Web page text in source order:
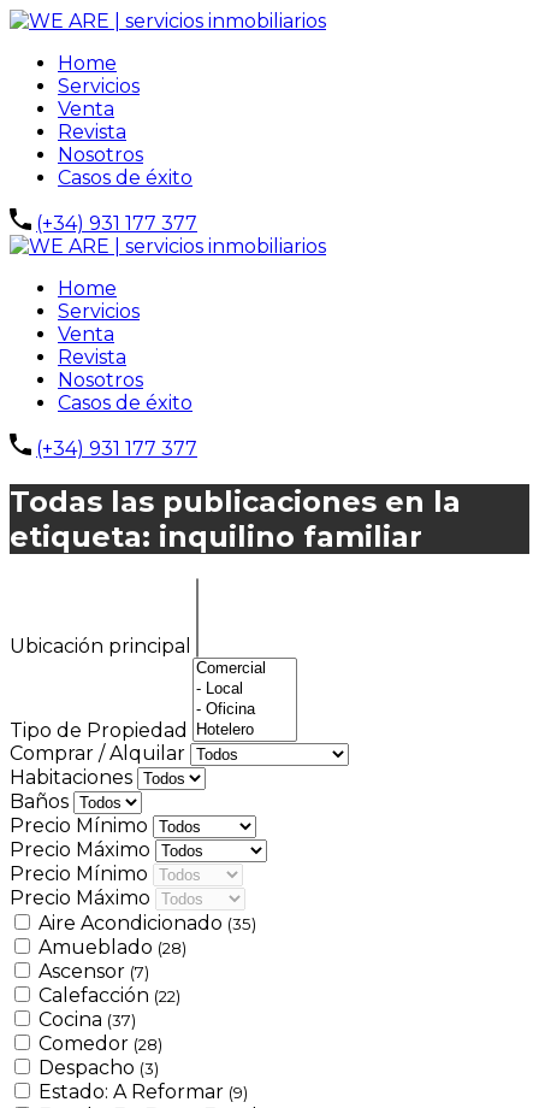
Home
Servicios
Venta
Revista
Nosotros
Casos de éxito
(+34) 931 177 377
Home
Servicios
Venta
Revista
Nosotros
Casos de éxito
(+34) 931 177 377
Todas las publicaciones en la
etiqueta: inquilino familiar
Ubicación principal
Tipo de Propiedad
Comprar / Alquilar
Habitaciones
Baños
Precio Mínimo
Precio Máximo
Precio Mínimo
Precio Máximo
Aire Acondicionado (35)
Amueblado (28)
Ascensor (7)
Calefacción (22)
Cocina (37)
Comedor (28)
Despacho (3)
Estado: A Reformar (9)